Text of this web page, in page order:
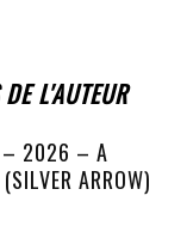
L'AUTEUR
– 2026 – A
ARROW)